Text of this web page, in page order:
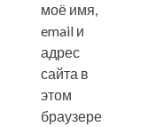
моё имя,
email и
адрес
сайта в
этом
браузере